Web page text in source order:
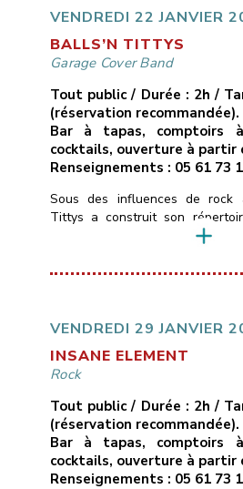
15 janvier 2027
21H00 10€
VENDREDI 22 JANVIER
BALLS’N TITTYS
Garage Cover Band
Tout public / Durée : 2h /
(réservation recommandée).
Bar à tapas, comptoirs
cocktails, ouverture à partir
Renseignements : 05 61 73
Sous des influences de rock
Tittys a construit son
atypiques, quelques
blues rock de garagiste qui
Marins d’Eau Douce – Ramonville
VENDREDI 29 JANVIER
INSANE ELEMENT
Rock
Tout public / Durée : 2h /
(réservation recommandée).
Bar à tapas, comptoirs
cocktails, ouverture à partir
Renseignements : 05 61 73